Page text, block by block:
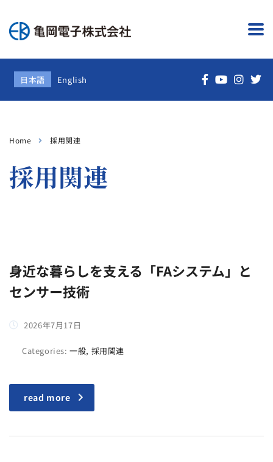
日本語 English
Home 採用関連
採用関連
身近な暮らしを支える「FAシステム」と
センサー技術
2026年7月17日
Categories:一般, 採用関連
read more